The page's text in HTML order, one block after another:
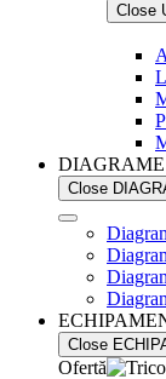
Close
DIAGRAME
Close
Close
Ofertă